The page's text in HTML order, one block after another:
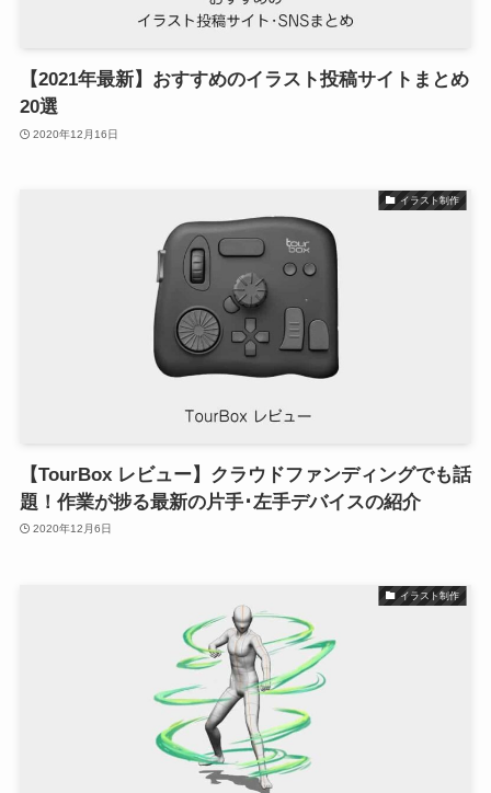
【2021年最新】おすすめのイラスト投稿サイトまとめ
20選
2020年12月16日
イラスト制作
【TourBox レビュー】クラウドファンディングでも話
題！作業が捗る最新の片手･左手デバイスの紹介
2020年12月6日
イラスト制作